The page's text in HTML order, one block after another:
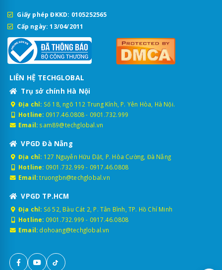
Giấy phép ĐKKD: 0105252565
Cấp ngày: 13/04/2011
LIÊN HỆ TECHGLOBAL
Trụ sở chính Hà Nội
Địa chỉ: Số 18, ngõ 112 Trung Kính, P. Yên Hòa, Hà Nội.
Hotline: 0917.46.0808- 0901.732.999
Email: sam89@techglobal.vn
VPGD Đà Nẵng
Địa chỉ: 127 Nguyễn Hữu Dật, P. Hòa Cường, Đà Nẵng
Hotline: 0901.732.999 - 0917.46.0808
Email: truongbn@techglobal.vn
VPGD TP.HCM
Địa chỉ: Số 52, Bàu Cát 2, P. Tân Bình, TP. Hồ Chí Minh
Hotline: 0901.732.999 - 0917.46.0808
Email: dohoang@techglobal.vn